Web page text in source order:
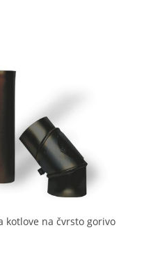
kotlove na čvrsto gorivo